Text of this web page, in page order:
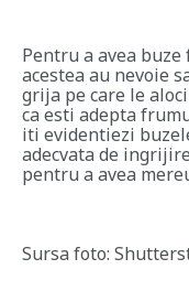
Pentru a avea
acestea au nevoie
grija pe care le
ca esti adepta
iti evidentiezi
adecvata de
pentru a avea
Sursa foto: